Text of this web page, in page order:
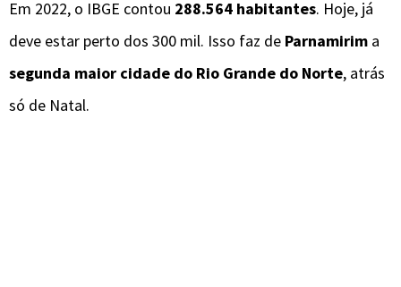
Em 2022, o IBGE contou 288.564 habitantes. Hoje, já
deve estar perto dos 300 mil. Isso faz de Parnamirim a
segunda maior cidade do Rio Grande do Norte, atrás
só de Natal.